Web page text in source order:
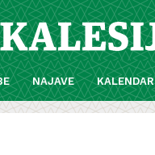
NAJAVE KALENDAR